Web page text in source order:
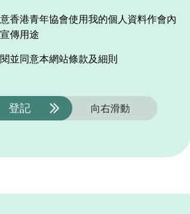
務、受僱於青協、作出投訴及
青協各個網頁時，青協將可能
活動參加者／服務使用者：姓
、出生日期、身份證號碼、監
、就讀學校等。 僱員／兼職導
職位申請表上之各項個人資
／強積金供款、請假紀錄、
香港青年協會使用我的個人資料作會內
傳用途
並同意本網站條款及細則
登記 向右滑動